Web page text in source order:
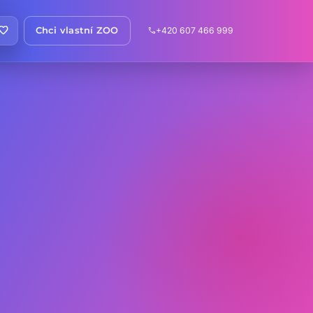
Chci vlastní ZOO call+420 607 466 999